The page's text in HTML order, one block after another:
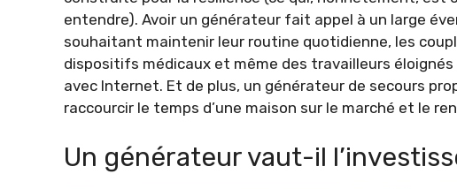
entendre). Avoir un générateur fait appel à un large
souhaitant maintenir leur routine quotidienne, les
dispositifs médicaux et même des travailleurs éloignés
avec Internet. Et de plus, un générateur de secours
raccourcir le temps d’une maison sur le marché et le
Un générateur vaut-il